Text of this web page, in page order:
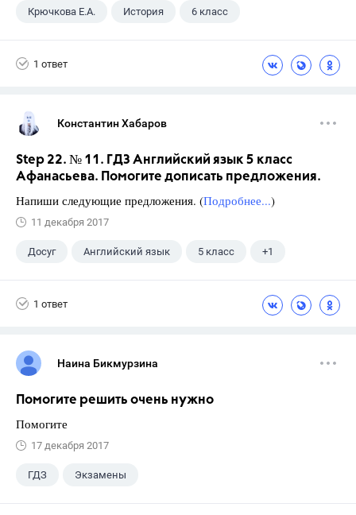
Крючкова Е.А. История 6 класс
1 ответ
Константин Хабаров
Step 22. № 11. ГДЗ Английский язык 5 класс
Афанасьева. Помогите дописать предложения.
Напиши следующие предложения. (Подробнее...)
11 декабря 2017
Досуг Английский язык 5 класс +1
1 ответ
Наина Бикмурзина
Помогите решить очень нужно
Помогите
17 декабря 2017
ГДЗ Экзамены